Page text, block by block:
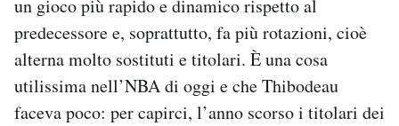
un gioco più rapido e dinamico rispetto al
predecessore e, soprattutto, fa più rotazioni, cioè
alterna molto sostituti e titolari. È una cosa
utilissima nell’NBA di oggi e che Thibodeau
faceva poco: per capirci, l’anno scorso i titolari dei